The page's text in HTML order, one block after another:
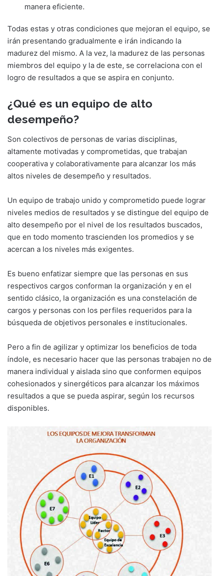
manera eficiente.
Todas estas y otras condiciones que mejoran el equipo, se
irán presentando gradualmente e irán indicando la
madurez del mismo. A la vez, la madurez de las personas
miembros del equipo y la de este, se correlaciona con el
logro de resultados a que se aspira en conjunto.
¿Qué es un equipo de alto
desempeño?
Son colectivos de personas de varias disciplinas,
altamente motivadas y comprometidas, que trabajan
cooperativa y colaborativamente para alcanzar los más
altos niveles de desempeño y resultados.
Un equipo de trabajo unido y comprometido puede lograr
niveles medios de resultados y se distingue del equipo de
alto desempeño por el nivel de los resultados buscados,
que en todo momento trascienden los promedios y se
acercan a los niveles más exigentes.
Es bueno enfatizar siempre que las personas en sus
respectivos cargos conforman la organización y en el
sentido clásico, la organización es una constelación de
cargos y personas con los perfiles requeridos para la
búsqueda de objetivos personales e institucionales.
Pero a fin de agilizar y optimizar los beneficios de toda
índole, es necesario hacer que las personas trabajen no de
manera individual y aislada sino que conformen equipos
cohesionados y sinergéticos para alcanzar los máximos
resultados a que se pueda aspirar, según los recursos
disponibles.